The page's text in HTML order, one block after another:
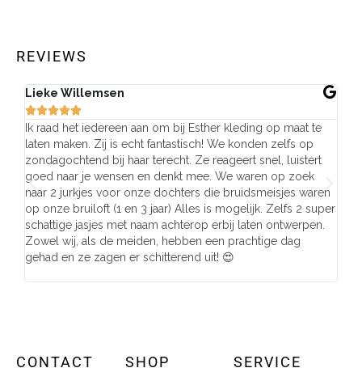
REVIEWS
Lieke Willemsen

Ik raad het iedereen aan om bij Esther kleding op maat te
laten maken. Zij is echt fantastisch! We konden zelfs op
zondagochtend bij haar terecht. Ze reageert snel, luistert
goed naar je wensen en denkt mee. We waren op zoek
naar 2 jurkjes voor onze dochters die bruidsmeisjes waren
op onze bruiloft (1 en 3 jaar) Alles is mogelijk. Zelfs 2 super
schattige jasjes met naam achterop erbij laten ontwerpen.
Zowel wij, als de meiden, hebben een prachtige dag
gehad en ze zagen er schitterend uit! 😍
CONTACT SHOP SERVICE